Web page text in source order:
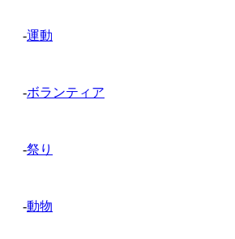
-運動
-ボランティア
-祭り
-動物